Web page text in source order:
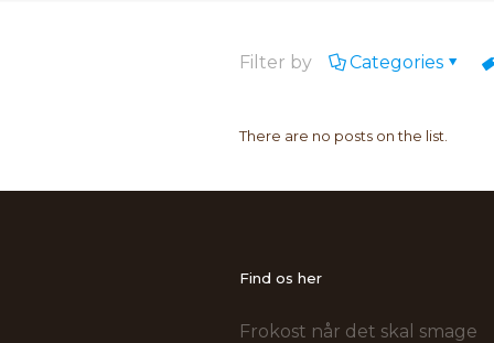
Filter by Categories
There are no posts on the list.
Find os her
Frokost når det skal smage